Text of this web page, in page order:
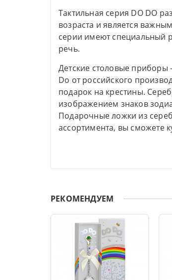
Тактильная серия DO DO
возраста и является
серии имеют специальный
речь.
Детские столовые приборы
Do от российского
подарок на крестины.
изображением знаков
Подарочные ложки из
ассортимента, вы сможете
РЕКОМЕНДУЕМ